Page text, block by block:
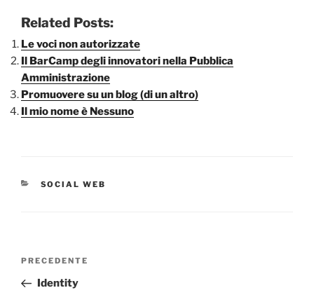
Related Posts:
Le voci non autorizzate
Il BarCamp degli innovatori nella Pubblica
Amministrazione
Promuovere su un blog (di un altro)
Il mio nome è Nessuno
CATEGORIE
SOCIAL WEB
Navigazione
Articolo
precedente:
PRECEDENTE
Identity